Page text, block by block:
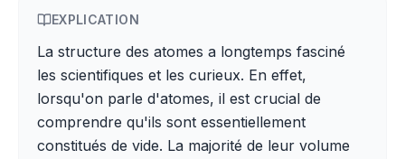
EXPLICATION
La structure des atomes a longtemps fasciné
les scientifiques et les curieux. En effet,
lorsqu'on parle d'atomes, il est crucial de
comprendre qu'ils sont essentiellement
constitués de vide. La majorité de leur volume